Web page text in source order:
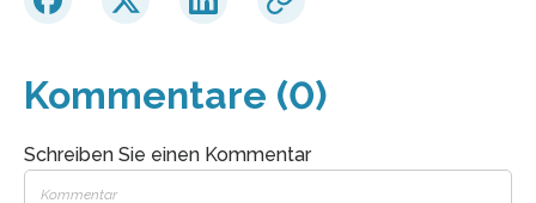
Kommentare (0)
Schreiben Sie einen Kommentar